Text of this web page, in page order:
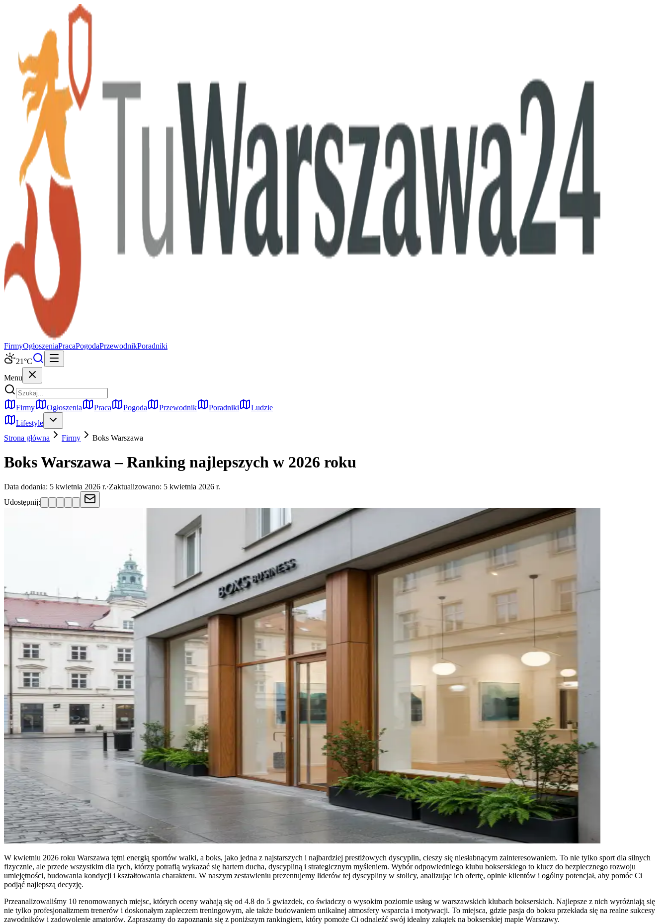
FirmyOgłoszeniaPracaPogodaPrzewodnikPoradniki
21°C
Menu
Firmy Ogłoszenia Praca Pogoda Przewodnik Poradniki
Ludzie
Lifestyle
Strona główna
Firmy Boks Warszawa
Boks Warszawa – Ranking najlepszych w 2026 roku
Data dodania: 5 kwietnia 2026 r.·Zaktualizowano: 5 kwietnia 2026 r.
Udostępnij:
W kwietniu 2026 roku Warszawa tętni energią sportów walki, a boks, jako jedna z najstarszych i najbardziej prestiżowych dyscyplin, cieszy się niesłabnącym zainteresowaniem. To nie tylko sport dla silnych
fizycznie, ale przede wszystkim dla tych, którzy potrafią wykazać się hartem ducha, dyscypliną i strategicznym myśleniem. Wybór odpowiedniego klubu bokserskiego to klucz do bezpiecznego rozwoju
umiejętności, budowania kondycji i kształtowania charakteru. W naszym zestawieniu prezentujemy liderów tej dyscypliny w stolicy, analizując ich ofertę, opinie klientów i ogólny potencjał, aby pomóc Ci
podjąć najlepszą decyzję.
Przeanalizowaliśmy 10 renomowanych miejsc, których oceny wahają się od 4.8 do 5 gwiazdek, co świadczy o wysokim poziomie usług w warszawskich klubach bokserskich. Najlepsze z nich wyróżniają się
nie tylko profesjonalizmem trenerów i doskonałym zapleczem treningowym, ale także budowaniem unikalnej atmosfery wsparcia i motywacji. To miejsca, gdzie pasja do boksu przekłada się na realne sukcesy
zawodników i zadowolenie amatorów. Zapraszamy do zapoznania się z poniższym rankingiem, który pomoże Ci odnaleźć swój idealny zakątek na bokserskiej mapie Warszawy.